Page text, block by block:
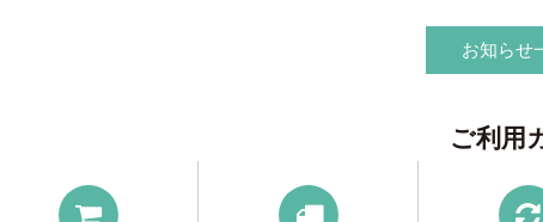
お知らせ
ご利用